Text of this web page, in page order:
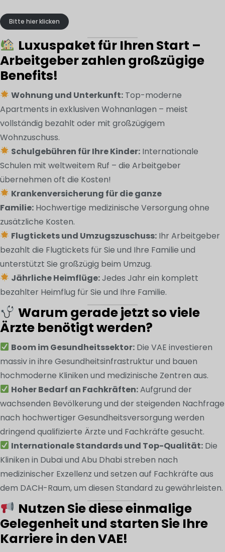
Bitte hier klicken
Luxuspaket für Ihren Start –
Arbeitgeber zahlen großzügige
Benefits!
Wohnung und Unterkunft: Top-moderne
Apartments in exklusiven Wohnanlagen – meist
vollständig bezahlt oder mit großzügigem
Wohnzuschuss.
Schulgebühren für Ihre Kinder: Internationale
Schulen mit weltweitem Ruf – die Arbeitgeber
übernehmen oft die Kosten!
Krankenversicherung für die ganze
Familie: Hochwertige medizinische Versorgung ohne
zusätzliche Kosten.
Flugtickets und Umzugszuschuss: Ihr Arbeitgeber
bezahlt die Flugtickets für Sie und Ihre Familie und
unterstützt Sie großzügig beim Umzug.
Jährliche Heimflüge:Jedes Jahr ein komplett
bezahlter Heimflug für Sie und Ihre Familie.
Warum gerade jetzt so viele
Ärzte benötigt werden?
Boom im Gesundheitssektor: Die VAE investieren
massiv in ihre Gesundheitsinfrastruktur und bauen
hochmoderne Kliniken und medizinische Zentren aus.
Hoher Bedarf an Fachkräften:Aufgrund der
wachsenden Bevölkerung und der steigenden Nachfrage
nach hochwertiger Gesundheitsversorgung werden
dringend qualifizierte Ärzte und Fachkräfte gesucht.
Internationale Standards und Top-Qualität: Die
Kliniken in Dubai und Abu Dhabi streben nach
medizinischer Exzellenz und setzen auf Fachkräfte aus
dem DACH-Raum, um diesen Standard zu gewährleisten.
Nutzen Sie diese einmalige
Gelegenheit und starten Sie Ihre
Karriere in den VAE!